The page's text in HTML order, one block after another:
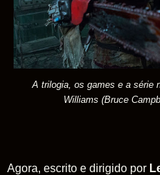
A trilogia, os games e a série
Williams (Bruce
Agora, escrito e dirigido por